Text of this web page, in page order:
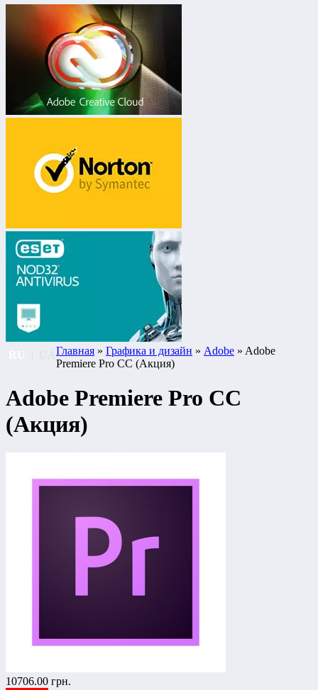
Главная » Графика и дизайн » Adobe » Adobe
Premiere Pro CC (Акция)
Adobe Premiere Pro CC
(Акция)
10706.00 грн.